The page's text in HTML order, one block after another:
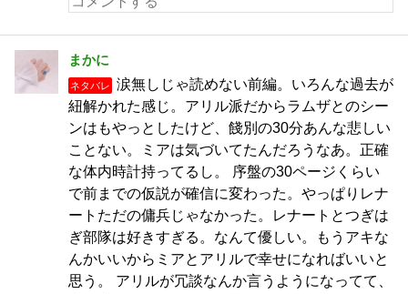
まかに
ネタバレ
涙無しじゃ読めない前編。いろんな過去が
紐解かれた感じ。アリル派だからラムザとのシー
ンはもやっとしたけど、餞別の30分あんな悲しい
ことない。ミアは気づいてたんだろうなあ。正確
な体内時計持ってるし。 序盤の30ページくらい
で前までの仮説が確信に変わった。やっぱりレナ
ートただの傭兵じゃなかった。レナートとつぎは
ぎ部隊は好きすぎる。なんて優しい。もうアキな
んかいいからミアとアリルで幸せになればいいと
思う。 アリルが冗談なんか言うようになってて、